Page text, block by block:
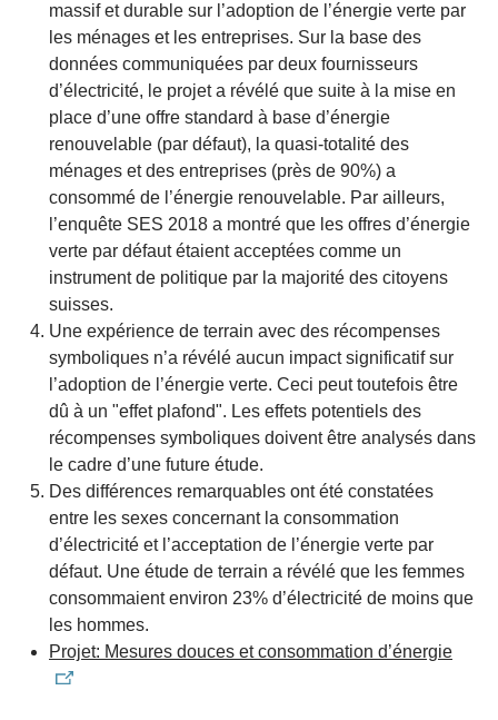
massif et durable sur l’adoption de l’énergie verte par
les ménages et les entreprises. Sur la base des
données communiquées par deux fournisseurs
d’électricité, le projet a révélé que suite à la mise en
place d’une offre standard à base d’énergie
renouvelable (par défaut), la quasi-totalité des
ménages et des entreprises (près de 90%) a
consommé de l’énergie renouvelable. Par ailleurs,
l’enquête SES 2018 a montré que les offres d’énergie
verte par défaut étaient acceptées comme un
instrument de politique par la majorité des citoyens
suisses.
Une expérience de terrain avec des récompenses
symboliques n’a révélé aucun impact significatif sur
l’adoption de l’énergie verte. Ceci peut toutefois être
dû à un "effet plafond". Les effets potentiels des
récompenses symboliques doivent être analysés dans
le cadre d’une future étude.
Des différences remarquables ont été constatées
entre les sexes concernant la consommation
d’électricité et l’acceptation de l’énergie verte par
défaut. Une étude de terrain a révélé que les femmes
consommaient environ 23% d’électricité de moins que
les hommes.
Projet: Mesures douces et consommation d’énergie